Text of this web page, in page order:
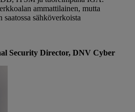
ammattilainen, mutta
sähköverkoista
Security Director, DNV Cyber